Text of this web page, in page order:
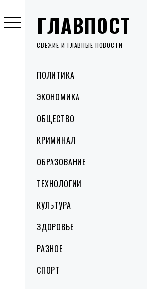
ГЛАВПОСТ
СВЕЖИЕ И ГЛАВНЫЕ НОВОСТИ
MenuПОЛИТИКА
ЭКОНОМИКА
ОБЩЕСТВО
КРИМИНАЛ
ОБРАЗОВАНИЕ
ТЕХНОЛОГИИ
КУЛЬТУРА
ЗДОРОВЬЕ
РАЗНОЕ
СПОРТ
to
content